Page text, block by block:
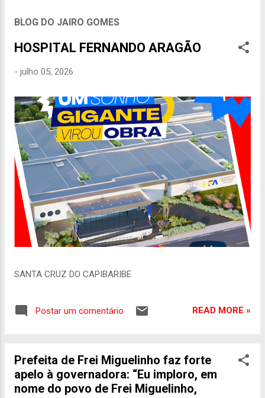
BLOG DO JAIRO GOMES
HOSPITAL FERNANDO ARAGÃO
- julho 05, 2026
SANTA CRUZ DO CAPIBARIBE
Postar um comentário READ MORE »
Prefeita de Frei Miguelinho faz forte
apelo à governadora: “Eu imploro, em
nome do povo de Frei Miguelinho,